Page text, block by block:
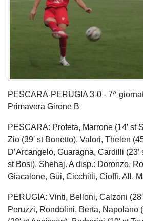
PESCARA-PERUGIA 3-0 - 7^
Primavera Girone B
PESCARA: Profeta, Marrone (14′ st
Zio (39′ st Bonetto), Valori, Thelen
D’Arcangelo, Guaragna, Cardilli (23′
st Bosi), Shehaj. A disp.: Doronzo,
Giacalone, Gui, Cicchitti, Cioffi. All.
PERUGIA: Vinti, Belloni, Calzoni
Peruzzi, Rondolini, Berta, Napolano